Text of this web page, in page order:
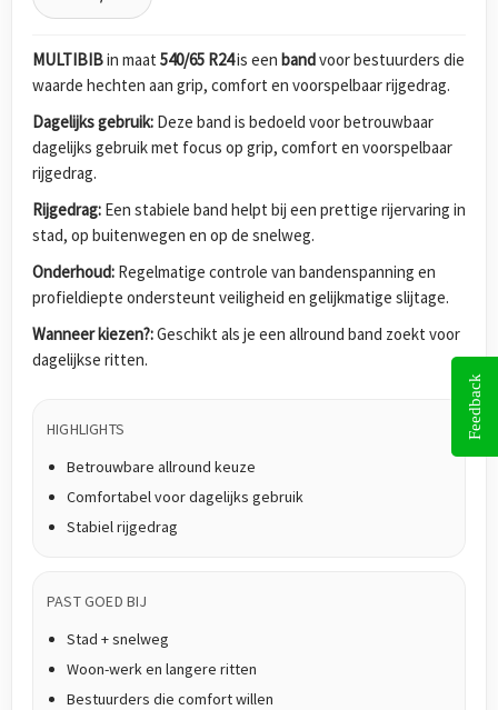
MULTIBIBin maat 540/65 R24is een bandvoor bestuurders die
waarde hechten aan grip, comfort en voorspelbaar rijgedrag.
Dagelijks gebruik: Deze band is bedoeld voor betrouwbaar
dagelijks gebruik met focus op grip, comfort en voorspelbaar
rijgedrag.
Rijgedrag: Een stabiele band helpt bij een prettige rijervaring in
stad, op buitenwegen en op de snelweg.
Onderhoud: Regelmatige controle van bandenspanning en
profieldiepte ondersteunt veiligheid en gelijkmatige slijtage.
Wanneer kiezen?:Geschikt als je een allround band zoekt voor
dagelijkse ritten.
HIGHLIGHTS
Betrouwbare allround keuze
Comfortabel voor dagelijks gebruik
Stabiel rijgedrag
PAST GOED BIJ
Stad + snelweg
Woon-werk en langere ritten
Bestuurders die comfort willen
Feedback